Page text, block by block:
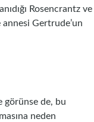
Rosencrantz ve
Gertrude’un
görünse de, bu
neden